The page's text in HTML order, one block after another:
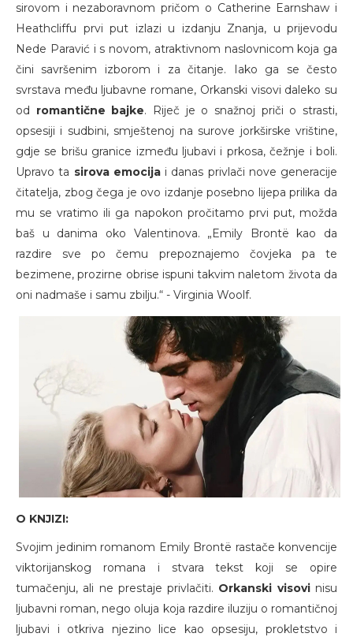
sirovom i nezaboravnom pričom o Catherine Earnshaw i
Heathcliffu prvi put izlazi u izdanju Znanja, u prijevodu
Nede Paravić i s novom, atraktivnom naslovnicom koja ga
čini savršenim izborom i za čitanje. Iako ga se često
svrstava među ljubavne romane, Orkanski visovi daleko su
od romantične bajke. Riječ je o snažnoj priči o strasti,
opsesiji i sudbini, smještenoj na surove jorkširske vrištine,
gdje se brišu granice između ljubavi i prkosa, čežnje i boli.
Upravo ta sirova emocijai danas privlači nove generacije
čitatelja, zbog čega je ovo izdanje posebno lijepa prilika da
mu se vratimo ili ga napokon pročitamo prvi put, možda
baš u danima oko Valentinova. „Emily Brontë kao da
razdire sve po čemu prepoznajemo čovjeka pa te
bezimene, prozirne obrise ispuni takvim naletom života da
oni nadmaše i samu zbilju.“ - Virginia Woolf.
O KNJIZI:
Svojim jedinim romanom Emily Brontë rastače konvencije
viktorijanskog romana i stvara tekst koji se opire
tumačenju, ali ne prestaje privlačiti. Orkanski visovinisu
ljubavni roman, nego oluja koja razdire iluziju o romantičnoj
ljubavi i otkriva njezino lice kao opsesiju, prokletstvo i